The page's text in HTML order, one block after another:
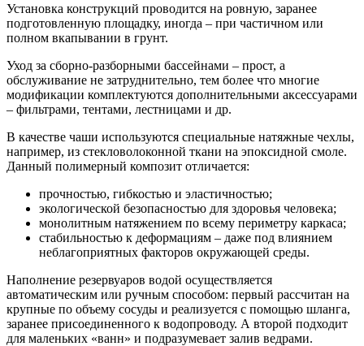
Установка конструкций проводится на ровную, заранее
подготовленную площадку, иногда – при частичном или
полном вкапывании в грунт.
Уход за сборно-разборными бассейнами – прост, а
обслуживание не затруднительно, тем более что многие
модификации комплектуются дополнительными аксессуарами
– фильтрами, тентами, лестницами и др.
В качестве чаши используются специальные натяжные чехлы,
например, из стекловолоконной ткани на эпоксидной смоле.
Данный полимерный композит отличается:
прочностью, гибкостью и эластичностью;
экологической безопасностью для здоровья человека;
монолитным натяжением по всему периметру каркаса;
стабильностью к деформациям – даже под влиянием
неблагоприятных факторов окружающей среды.
Наполнение резервуаров водой осуществляется
автоматическим или ручным способом: первый рассчитан на
крупные по объему сосуды и реализуется с помощью шланга,
заранее присоединенного к водопроводу. А второй подходит
для маленьких «ванн» и подразумевает залив ведрами.